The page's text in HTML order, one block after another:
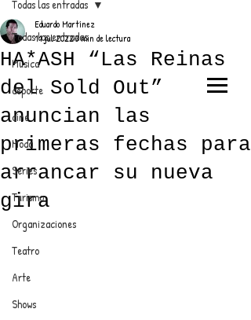
ANUNCIATE CON NOSOTROS
PARA MÁS INFORMACIÓN:
dinamicaseltrendytop@gmail.com
EL TRENDY TOP
CON EDDY MARTINEZ
Todas las entradas
Música
deporte
cine
Moda
Series
Turismo
Organizaciones
Teatro
Arte
Shows
Todas las entradas
HA*ASH “Las Reinas
del Sold Out”
anuncian las
primeras fechas para
arrancar su nueva
gira
Eduardo Martínez
11 jul 20223 min de lectura